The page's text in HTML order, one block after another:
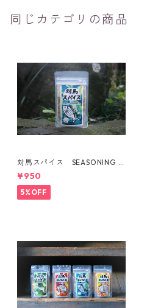
同じカテゴリの商品
対馬スパイス SEASONING F
OR FISH & VEGETABLES
¥950
5%OFF